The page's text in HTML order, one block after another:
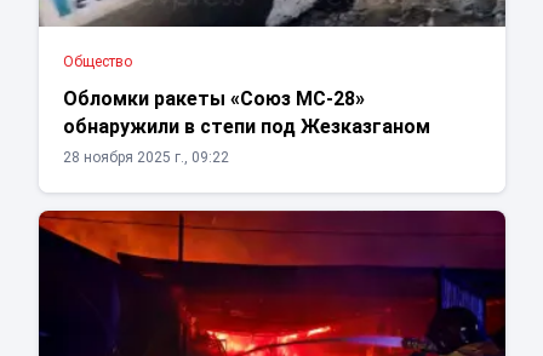
Общество
Обломки ракеты «Союз МС-28»
обнаружили в степи под Жезказганом
28 ноября 2025 г., 09:22